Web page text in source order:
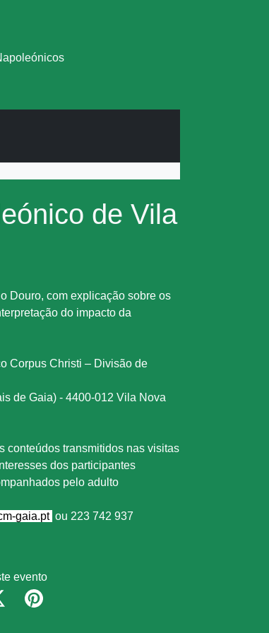
de Vila
Douro, com explicação sobre os
do impacto da
Corpus Christi – Divisão de
de Gaia) - 4400-012 Vila Nova
conteúdos transmitidos nas visitas
dos participantes
pelo adulto
gaia.pt ou 223 742 937
evento